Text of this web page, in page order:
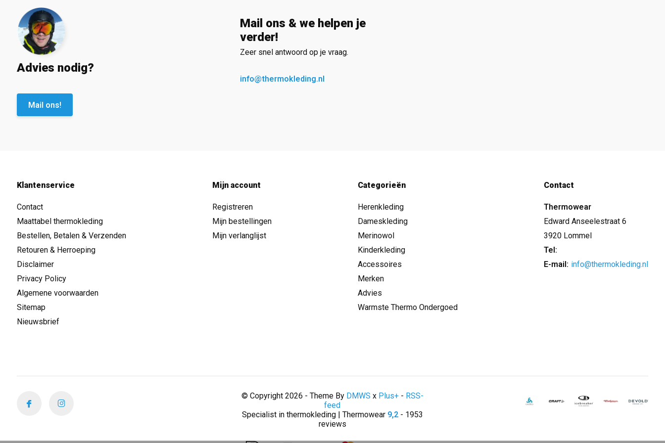
Advies nodig?
Mail ons!
Mail ons & we helpen je
verder!
Zeer snel antwoord op je vraag.
info@thermokleding.nl
Klantenservice
Contact
Maattabel thermokleding
Bestellen, Betalen & Verzenden
Retouren & Herroeping
Disclaimer
Privacy Policy
Algemene voorwaarden
Sitemap
Nieuwsbrief
Mijn account
Registreren
Mijn bestellingen
Mijn verlanglijst
Categorieën
Herenkleding
Dameskleding
Merinowol
Kinderkleding
Accessoires
Merken
Advies
Warmste Thermo Ondergoed
Contact
Thermowear
Edward Anseelestraat 6
3920 Lommel
Tel:
E-mail: info@thermokleding.nl
© Copyright 2026 - Theme By DMWS x Plus+- RSS-
feed
Specialist in thermokleding | Thermowear 9,2- 1953
reviews